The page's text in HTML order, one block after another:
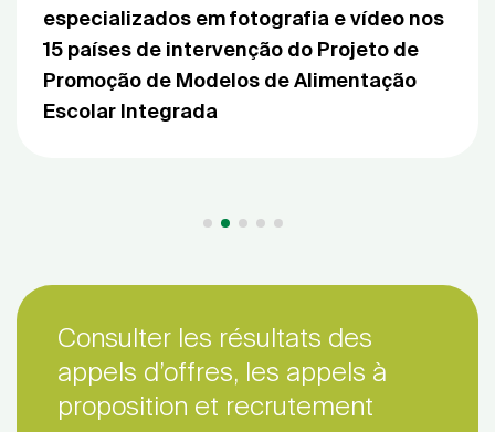
especializados em fotografia e vídeo nos
15 países de intervenção do Projeto de
Promoção de Modelos de Alimentação
Escolar Integrada
Consulter les résultats des
appels d’offres, les appels à
proposition et recrutement